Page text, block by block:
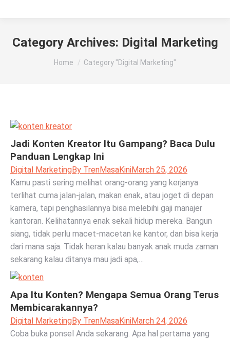
Category Archives: Digital Marketing
You are here:
Home Category "Digital Marketing"
Jadi Konten Kreator Itu Gampang? Baca Dulu
Panduan Lengkap Ini
Digital MarketingBy TrenMasaKiniMarch 25, 2026
Kamu pasti sering melihat orang-orang yang kerjanya
terlihat cuma jalan-jalan, makan enak, atau joget di depan
kamera, tapi penghasilannya bisa melebihi gaji manajer
kantoran. Kelihatannya enak sekali hidup mereka. Bangun
siang, tidak perlu macet-macetan ke kantor, dan bisa kerja
dari mana saja. Tidak heran kalau banyak anak muda zaman
sekarang kalau ditanya mau jadi apa,…
Apa Itu Konten? Mengapa Semua Orang Terus
Membicarakannya?
Digital MarketingBy TrenMasaKiniMarch 24, 2026
Coba buka ponsel Anda sekarang. Apa hal pertama yang